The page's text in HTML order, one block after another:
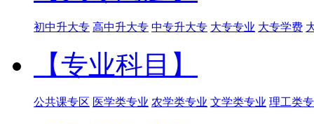
初中升大专 高中升大专 中专升大专 大专专业 大专学费
【专业科目】
公共课专区 医学类专业 农学类专业 文学类专业 理工类